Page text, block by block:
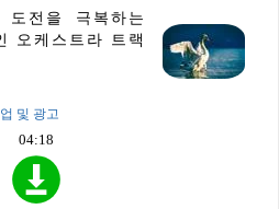
도전을 극복하는
오케스트라 트랙
및 광고
04:18